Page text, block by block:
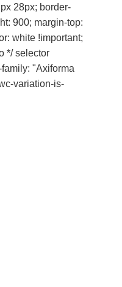
28px; border-
900; margin-top:
white !important;
*/ selector
"Axiforma
variation-is-